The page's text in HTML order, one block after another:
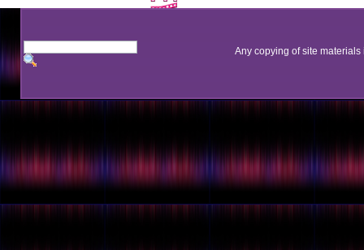
Any copying of site